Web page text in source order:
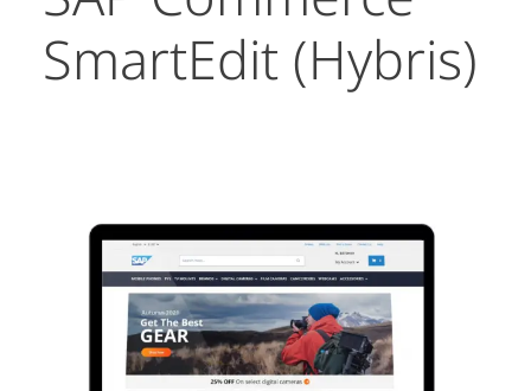
SmartEdit (Hybris)